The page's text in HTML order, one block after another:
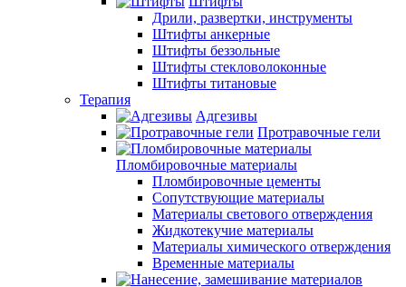
Дрили, развертки, инструменты
Штифты анкерные
Штифты беззольные
Штифты стекловолоконные
Штифты титановые
Терапия
Адгезивы
Протравочные гели
Пломбировочные материалы
Пломбировочные цементы
Сопутствующие материалы
Материалы светового отверждения
Жидкотекучие материалы
Материалы химического отверждения
Временные материалы